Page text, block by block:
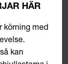
HÄR
körning med
kan